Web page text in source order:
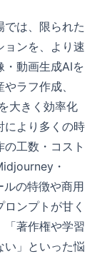
では、限られた
ョンを、より速
・動画生成AIを
ラフ作成、
大きく効率化
により多くの時
工数・コスト
・
の特徴や商用
ンプトが甘く
「著作権や学習
い」といった悩